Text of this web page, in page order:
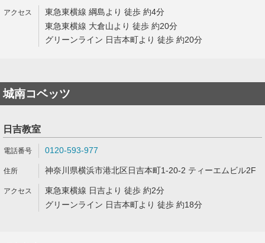
東急東横線 綱島より 徒歩 約4分
東急東横線 大倉山より 徒歩 約20分
グリーンライン 日吉本町より 徒歩 約20分
城南コベッツ
日吉教室
0120-593-977
神奈川県横浜市港北区日吉本町1-20-2 ティーエムビル2F
東急東横線 日吉より 徒歩 約2分
グリーンライン 日吉本町より 徒歩 約18分